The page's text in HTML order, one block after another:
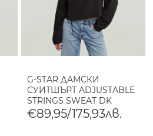
G-STAR ДАМСКИ
СУИТШЪРТ ADJUSTABLE
STRINGS SWEAT DK
BLACK
€89,95/175,93лв.